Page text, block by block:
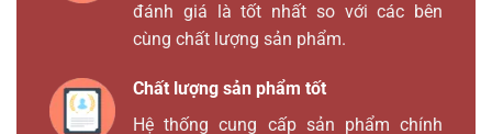
đánh giá là tốt nhất so với các bên
cùng chất lượng sản phẩm.
Chất lượng sản phẩm tốt
Hệ thống cung cấp sản phẩm chính